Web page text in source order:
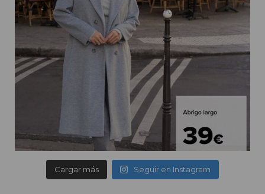
Cargar más Seguir en Instagram